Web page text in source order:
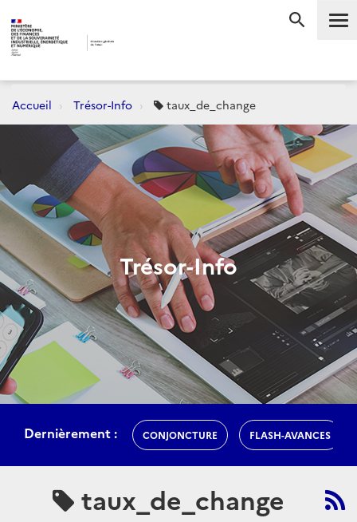
Accueil Trésor-Info taux_de_change
Trésor-Info
Dernièrement : CONJONCTURE FLASH-AVANCES
taux_de_change